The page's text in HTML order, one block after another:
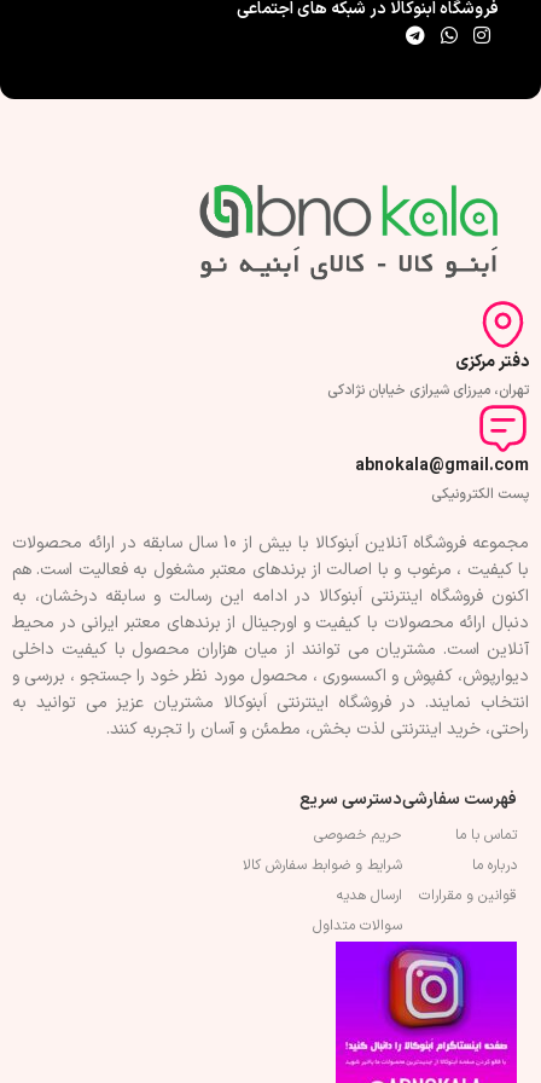
نوع اجرا : پشت چسبدار
نوع اجرا : پشت چسبدارفروشگاه اَبنوکالا در شبکه های اجتماعی
دفتر مرکزی
تهران، میرزای شیرازی خیابان نژادکی
abnokala@gmail.com
پست الکترونیکی
مجموعه فروشگاه آنلاین اَبنوکالا با بیش از 10 سال سابقه در ارائه محصولات
با کيفيت ، مرغوب و با اصالت از برندهای معتبر مشغول به فعاليت است. هم
اکنون فروشگاه اینترنتی اَبنوکالا در ادامه اين رسالت و سابقه درخشان، به
دنبال ارائه محصولات با کيفيت و اورجينال از برندهای معتبر ايرانی در محيط
آنلاين است. مشتريان می توانند از ميان هزاران محصول با کيفيت داخلی
دیوارپوش، کفپوش و اکسسوری ، محصول مورد نظر خود را جستجو ، بررسی و
انتخاب نمايند. در فروشگاه اینترنتی اَبنوکالا مشتريان عزیز می توانيد به
راحتی، خرید اینترنتی لذت بخش، مطمئن و آسان را تجربه کنند.
فهرست سفارشی
تماس با ما
درباره ما
قوانین و مقرارات
دسترسی سریع
حریم خصوصی
شرایط و ضوابط سفارش کالا
ارسال هدیه
سوالات متداول